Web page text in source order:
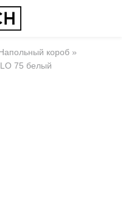
короб »
75 белый